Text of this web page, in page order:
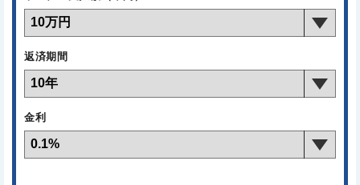
返済期間
金利